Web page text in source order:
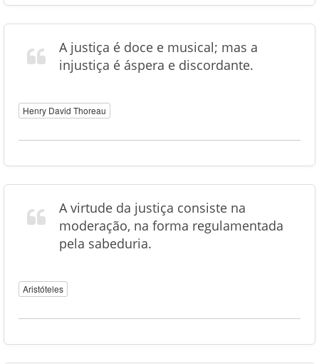
A justiça é doce e musical; mas a
injustiça é áspera e discordante.
Henry David Thoreau
A virtude da justiça consiste na
moderação, na forma regulamentada
pela sabeduria.
Aristóteles